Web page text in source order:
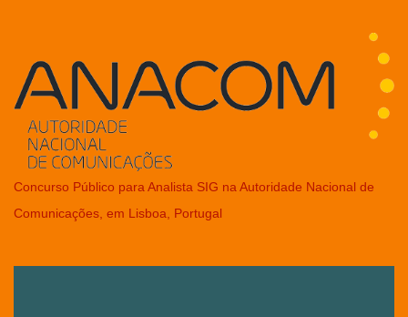
Concurso Público para Analista SIG na Autoridade Nacional de
Comunicações, em Lisboa, Portugal